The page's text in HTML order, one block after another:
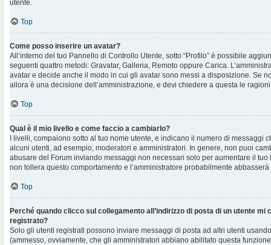
utente.
Top
Come posso inserire un avatar?
All’interno del tuo Pannello di Controllo Utente, sotto “Profilo” è possibile
seguenti quattro metodi: Gravatar, Galleria, Remoto oppure Carica.
avatar e decide anche il modo in cui gli avatar sono messi a disposizione. Se
allora è una decisione dell’amministrazione, e devi chiedere a questa le
Top
Qual è il mio livello e come faccio a cambiarlo?
I livelli, compaiono sotto al tuo nome utente, e indicano il numero di messaggi
alcuni utenti, ad esempio, moderatori e amministratori. In genere, non puoi
abusare del Forum inviando messaggi non necessari solo per aumentare il
non tollera questo comportamento e l’amministratore probabilmente
Top
Perché quando clicco sul collegamento all’indirizzo di posta di un utente mi
registrato?
Solo gli utenti registrati possono inviare messaggi di posta ad altri utenti
(ammesso, ovviamente, che gli amministratori abbiano abilitato questa